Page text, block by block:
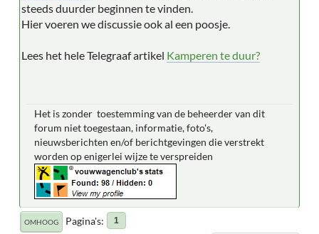
steeds duurder beginnen te vinden.
Hier voeren we discussie ook al een poosje.
Lees het hele Telegraaf artikel Kamperen te duur?
Het is zonder toestemming van de beheerder van dit
forum niet toegestaan, informatie, foto's,
nieuwsberichten en/of berichtgevingen die verstrekt
worden op enigerlei wijze te verspreiden
OMHOOG Pagina's 1